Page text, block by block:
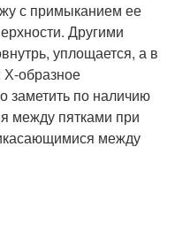
с примыканием ее
Другими
уплощается, а в
Х-образное
заметить по наличию
между пятками при
между